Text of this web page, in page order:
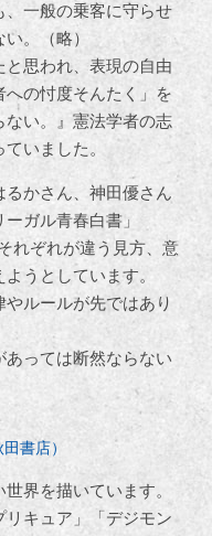
、一般の乗客に守らせ
。（略）
思われ、表現の自由
の忖度そんたく」を
ない。』憲法学者の志
いました。
かさん、神田優さん
ガル青春白書」
れぞれが違う見方、意
うとしています。
ルールが先ではあり
っては断然ならない
書店）
界を描いています。
リキュア」「デジモン